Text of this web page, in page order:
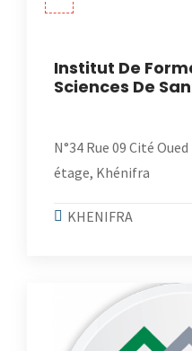
Institut De
Sciences De
N°34 Rue 09 Cité
étage, Khénifra
KHENIFRA